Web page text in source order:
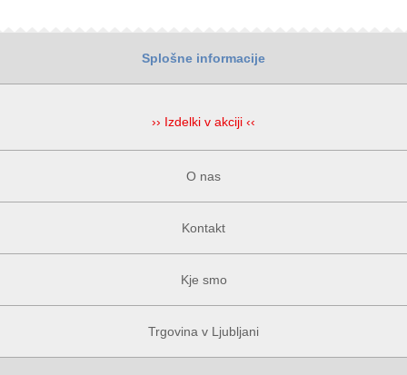
Splošne informacije
›› Izdelki v akciji ‹‹
O nas
Kontakt
Kje smo
Trgovina v Ljubljani